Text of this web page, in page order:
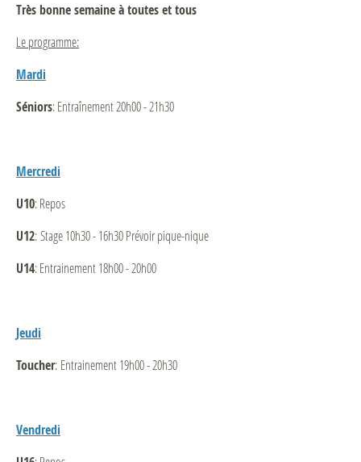
Très bonne semaine à toutes et tous
Le programme:
Mardi
Séniors: Entraînement 20h00 - 21h30
Mercredi
U10: Repos
U12: Stage 10h30 - 16h30 Prévoir pique-nique
U14: Entrainement 18h00 - 20h00
Jeudi
Toucher: Entrainement 19h00 - 20h30
Vendredi